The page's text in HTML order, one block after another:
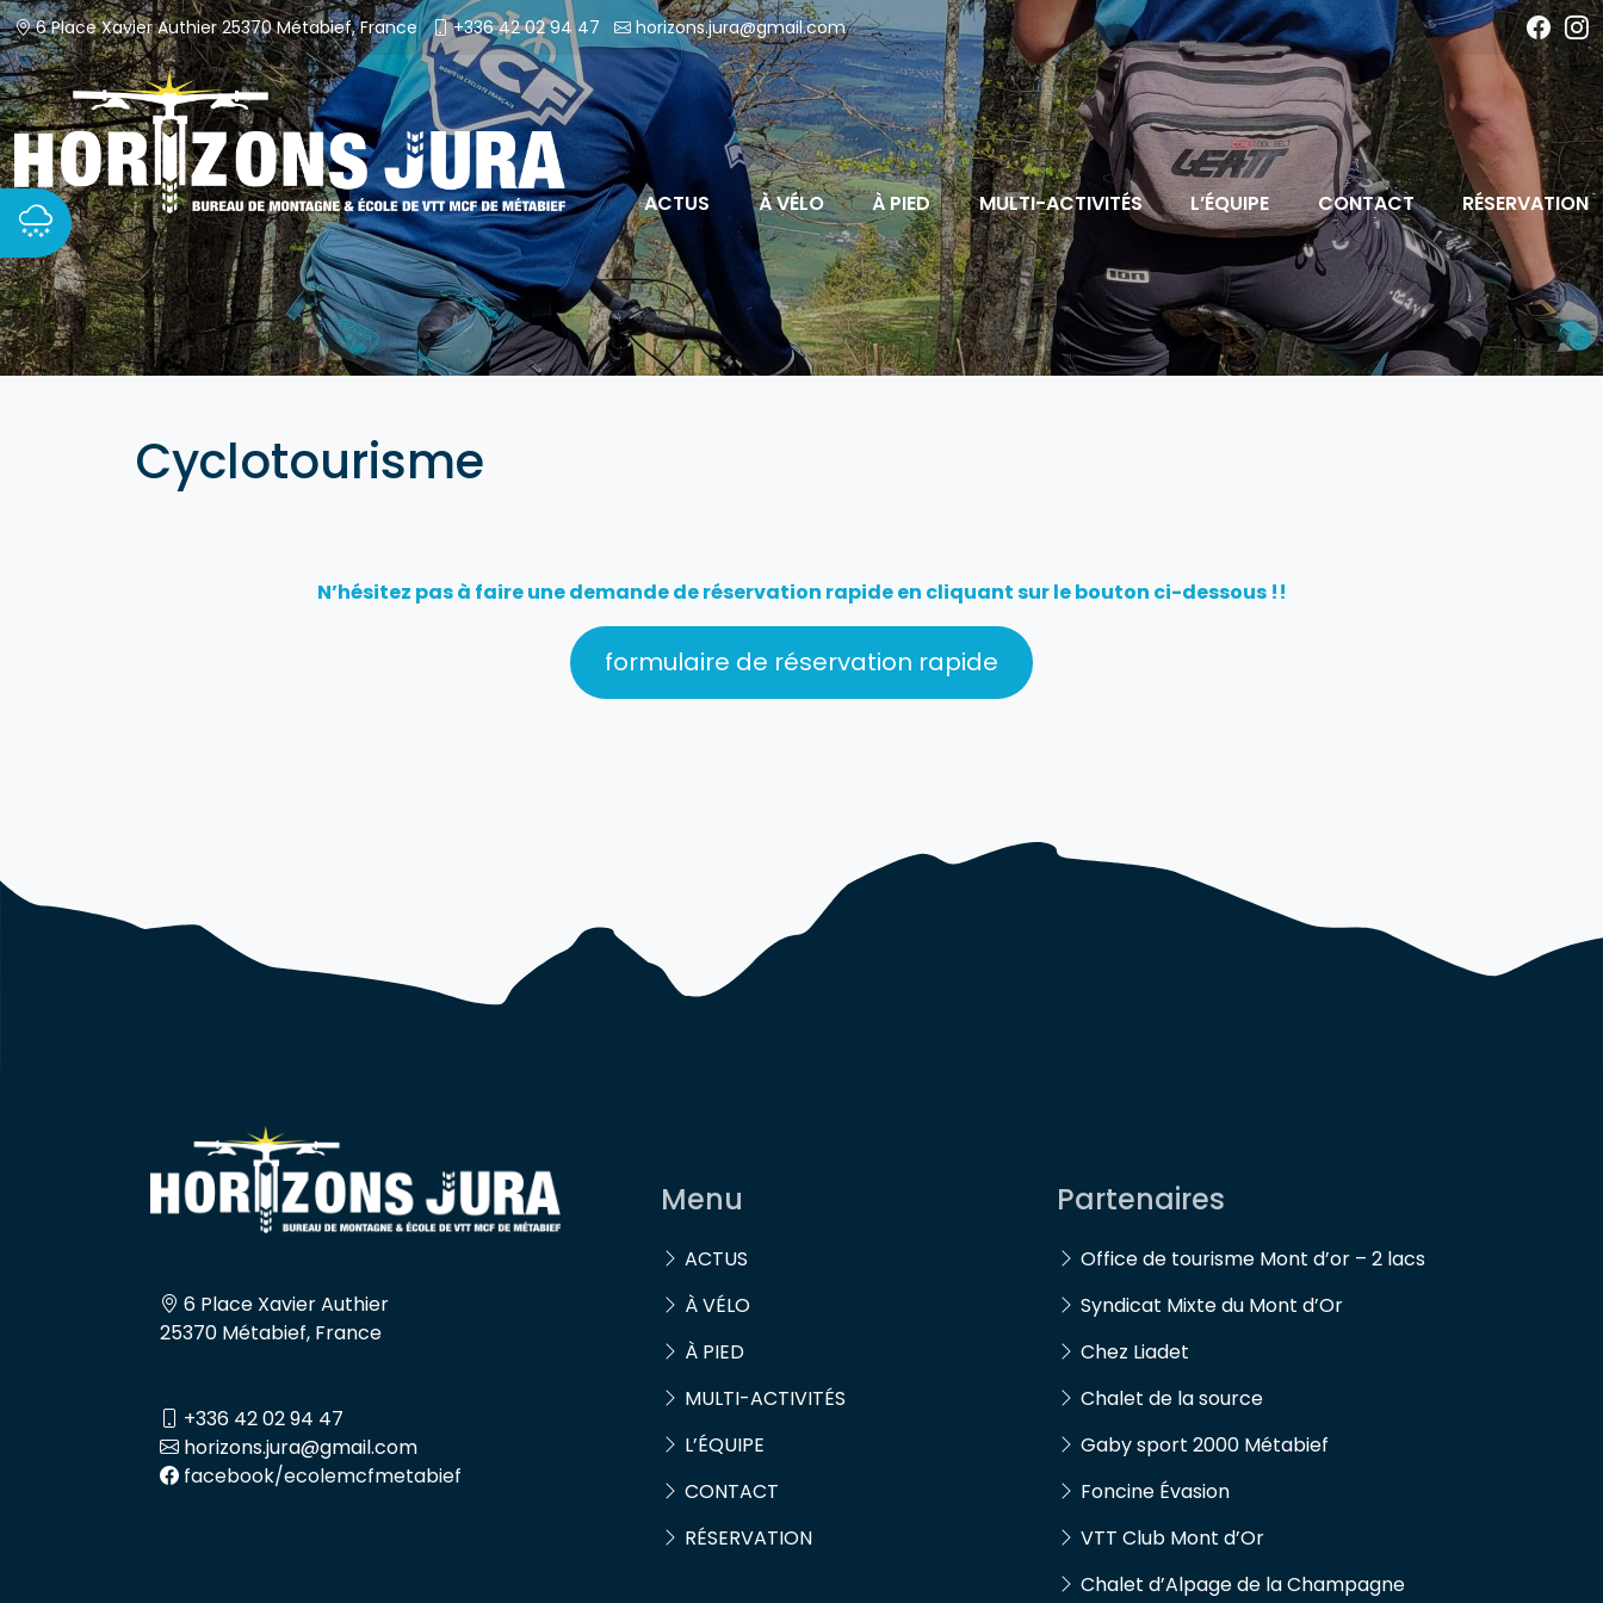
Passer
au
contenu
6 Place Xavier Authier 25370 Métabief, France +336 42 02 94 47 horizons.jura@gmail.com
ACTUS À VÉLO À PIED MULTI-ACTIVITÉS L’ÉQUIPE CONTACT RÉSERVATION
Cyclotourisme
N’hésitez pas à faire une demande de réservation rapide en cliquant sur le bouton ci-dessous !!
formulaire de réservation rapide
6 Place Xavier Authier
25370 Métabief, France
+336 42 02 94 47
horizons.jura@gmail.com
facebook/ecolemcfmetabief
Menu
ACTUS
À VÉLO
À PIED
MULTI-ACTIVITÉS
L’ÉQUIPE
CONTACT
RÉSERVATION
Partenaires
Office de tourisme Mont d’or – 2 lacs
Syndicat Mixte du Mont d’Or
Chez Liadet
Chalet de la source
Gaby sport 2000 Métabief
Foncine Évasion
VTT Club Mont d’Or
Chalet d’Alpage de la Champagne